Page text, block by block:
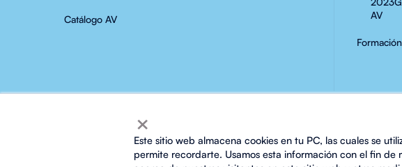
×
Este sitio web almacena cookies en tu PC, las cuales se
permite recordarte. Usamos esta información con el fin
Catálogo AV
AV